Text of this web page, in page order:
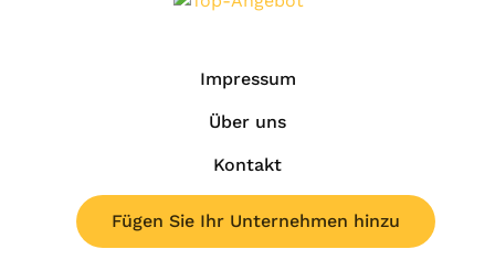
Impressum
Über uns
Kontakt
Fügen Sie Ihr Unternehmen hinzu